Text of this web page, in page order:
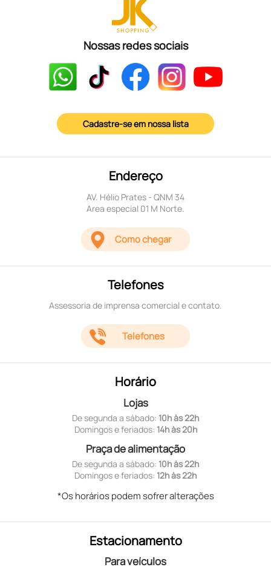
Nossas redes sociais
Cadastre-se em nossa lista
Endereço
AV. Hélio Prates - QNM 34
Area especial 01 M Norte.
Como chegar
Telefones
Assessoria de imprensa comercial e contato.
Telefones
Horário
Lojas
De segunda a sábado: 10h às 22h
Domingos e feriados: 14h às 20h
Praça de alimentação
De segunda a sábado: 10h às 22h
Domingos e feriados: 12h às 22h
*Os horários podem sofrer alterações
Estacionamento
Para veículos